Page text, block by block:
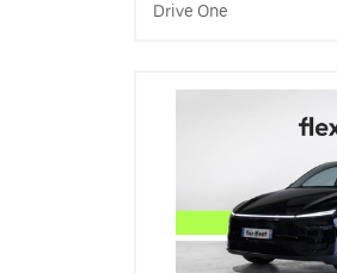
Drive One